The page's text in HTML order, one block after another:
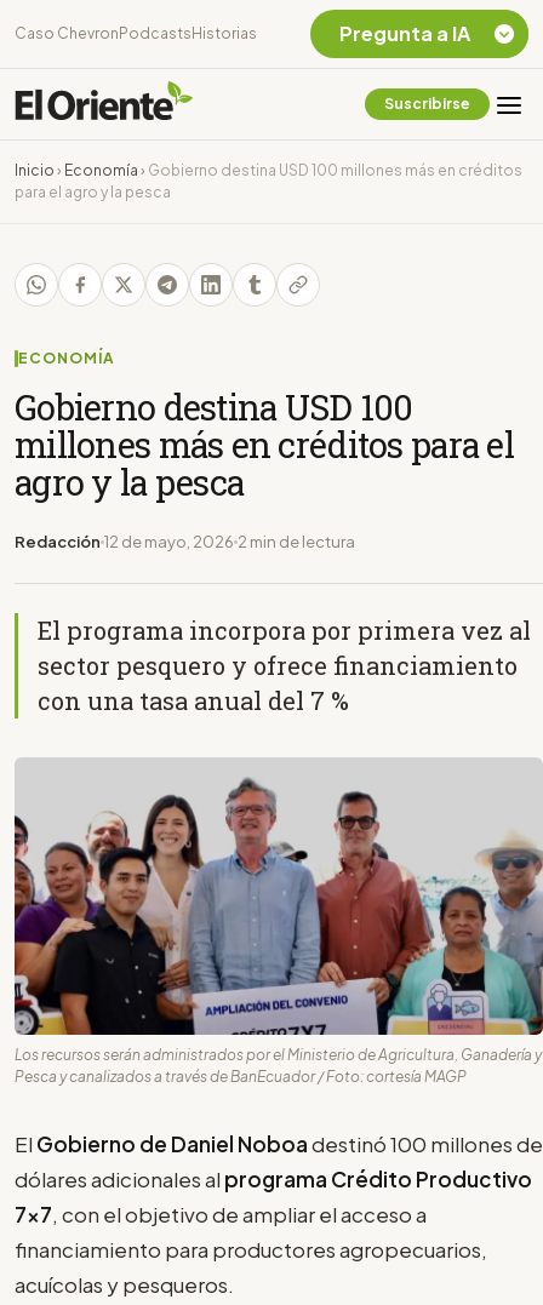
Caso Chevron Podcasts Historias
Suscribirse
Inicio › Economía › Gobierno destina USD 100 millones más en créditos
para el agro y la pesca
ECONOMÍA
Gobierno destina USD 100
millones más en créditos para el
agro y la pesca
Redacción 12 de mayo, 2026 2 min de lectura
El programa incorpora por primera vez al
sector pesquero y ofrece financiamiento
con una tasa anual del 7 %
Los recursos serán administrados por el Ministerio de Agricultura, Ganadería y
Pesca y canalizados a través de BanEcuador / Foto: cortesía MAGP
El Gobierno de Daniel Noboadestinó 100 millones de
dólares adicionales al programa Crédito Productivo
7x7, con el objetivo de ampliar el acceso a
financiamiento para productores agropecuarios,
acuícolas y pesqueros.
Pregunta a IA
Chevron Ecuador